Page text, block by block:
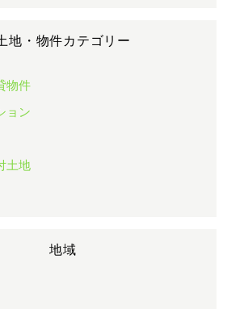
地・物件カテゴリー
物件
ョン
土地
地域